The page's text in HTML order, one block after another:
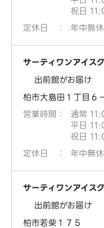
祝日
定休日
： 年中無休
サーティワンアイス
出前館がお届け
柏市大島田１丁目６
営業時間 ：
通常
平日
祝日
定休日
： 年中無休
サーティワンアイス
出前館がお届け
柏市若柴１７５